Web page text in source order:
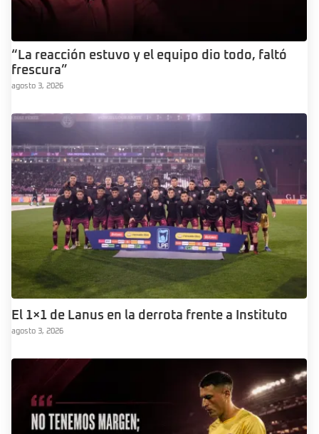
“La reacción estuvo y el equipo dio todo, faltó
frescura”
agosto 3, 2026
El 1×1 de Lanus en la derrota frente a Instituto
agosto 3, 2026